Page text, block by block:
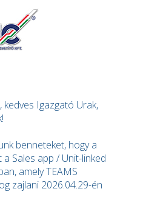
kedves Igazgató Urak,
benneteket, hogy a
Sales app / Unit-linked
amely TEAMS
zajlani 2026.04.29-én